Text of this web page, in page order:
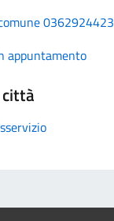
0362924423
appuntamento